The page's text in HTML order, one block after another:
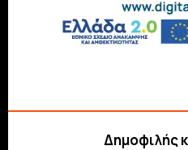
Δημοφιλής